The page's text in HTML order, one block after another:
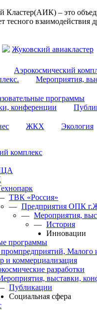
– это
тесного
Жуковский авиакластер
Аэрокосмический
Мероприятия,
программы
конференции
ЖКХ
Экология
комплекс
ТВК «Россия»
— Предприятия ОПК
— Мероприятия,
— История
Инновации
программы
Малого
и коммерциализация
разработки
выставки,
Публикации
Cоциальная сфера